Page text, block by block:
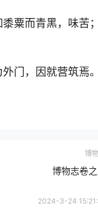
粟而青黑，味苦
门，因就营筑焉
博
博物志卷
2024-3-24